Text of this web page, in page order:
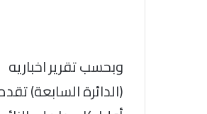
وبحسب تقرير اخباريه